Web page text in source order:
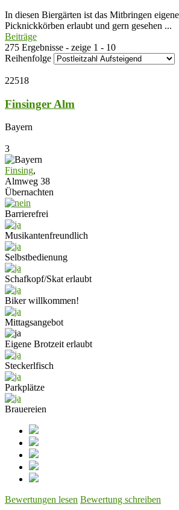
In diesen Biergärten ist das Mitbringen
Picknickkörben erlaubt und gern gesehen ...
Beiträge
275 Ergebnisse - zeige 1 - 10
Reihenfolge
22518
Finsinger Alm
Bayern
3
Finsing,
Almweg 38
Übernachten
Barrierefrei
Musikantenfreundlich
Selbstbedienung
Schafkopf/Skat erlaubt
Biker willkommen!
Mittagsangebot
Eigene Brotzeit erlaubt
Steckerlfisch
Parkplätze
Brauereien
Bewertungen lesen Bewertung schreiben